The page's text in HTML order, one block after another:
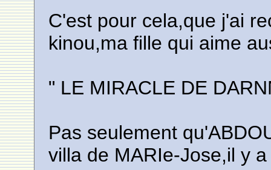
C'est pour cela,que j'ai
kinou,ma fille qui aime
" LE MIRACLE DE
Pas seulement
villa de MARIe-Jose,il y